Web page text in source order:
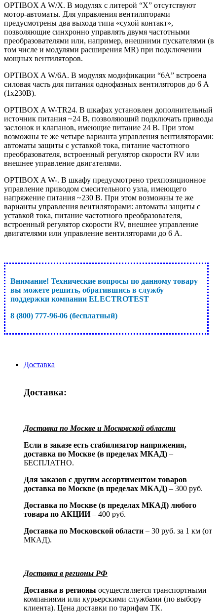
OPTIBOX A W/X. В модулях с литерой “X” отсутствуют
мотор-автоматы. Для управления вентиляторами
предусмотрены два выхода типа «сухой контакт»,
позволяющие синхронно управлять двумя частотными
преобразователями или, например, внешними пускателями (в
том числе и модулями расширения MR) при подключении
мощных вентиляторов.
OPTIBOX A W/6A. В модулях модификации “6A” встроена
силовая часть для питания однофазных вентиляторов до 6 А
(1х230В).
OPTIBOX A W-TR24. В шкафах установлен дополнительный
источник питания ~24 В, позволяющий подключать приводы
заслонок и клапанов, имеющие питание 24 В. При этом
возможны те же четыре варианта управления вентиляторами:
автоматы защиты с уставкой тока, питание частотного
преобразователя, встроенный регулятор скорости RV или
внешнее управление двигателями.
OPTIBOX A W-. В шкафу предусмотрено трехпозиционное
управление приводом смесительного узла, имеющего
напряжение питания ~230 В. При этом возможны те же
варианты управления вентиляторами: автоматы защиты с
уставкой тока, питание частотного преобразователя,
встроенный регулятор скорости RV, внешнее управление
двигателями или управление вентиляторами до 6 А.
Внимание! Технические вопросы по данному товару
вы можете решить, обратившись в службу
поддержки компании ELECTROTEST
8 (800) 777-96-06 (бесплатный)
Доставка
Доставка:
Доставка по Москве и Московской области
Если в заказе есть стабилизатор напряжения,
доставка по Москве (в пределах МКАД) –
БЕСПЛАТНО.
Для заказов с другим ассортиментом товаров
доставка по Москве (в пределах МКАД) – 300 руб.
Доставка по Москве (в пределах МКАД) любого
товара по АКЦИИ– 400 руб.
Доставка по Московской области – 30 руб. за 1 км (от
МКАД).
Доставка в регионы РФ
Доставка в регионы осуществляется транспортными
компаниями или курьерскими службами (по выбору
клиента). Цена доставки по тарифам ТК.